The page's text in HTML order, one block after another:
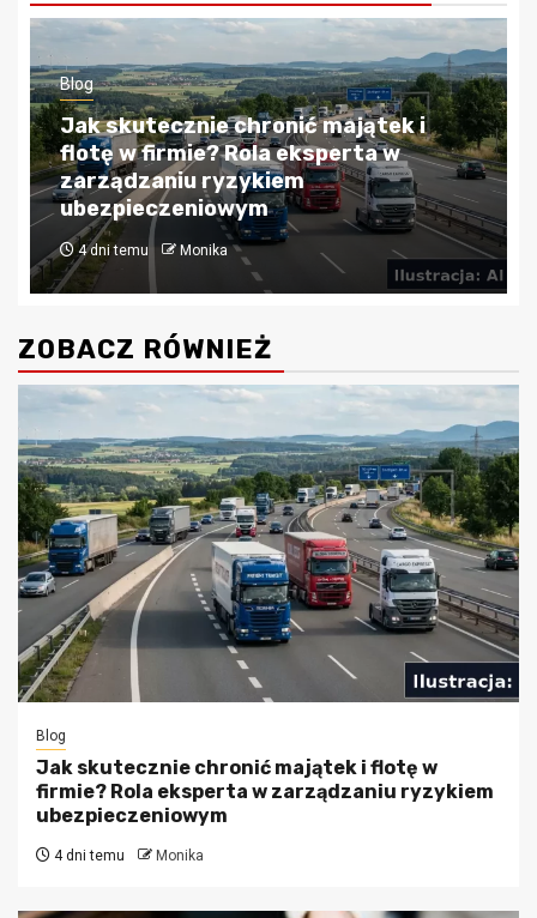
Blog
Kredyty hipoteczne w Krakowie:
Przewodnik po bezpiecznym
finansowaniu nieruchomości
4 tygodnie temu Monika
ZOBACZ RÓWNIEŻ
Blog
Jak skutecznie chronić majątek i flotę w
firmie? Rola eksperta w zarządzaniu ryzykiem
ubezpieczeniowym
4 dni temu Monika